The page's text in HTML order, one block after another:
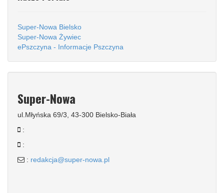
Super-Nowa Bielsko
Super-Nowa Żywiec
ePszczyna - Informacje Pszczyna
Super-Nowa
ul.Młyńska 69/3, 43-300 Bielsko-Biała
:
:
: redakcja@super-nowa.pl